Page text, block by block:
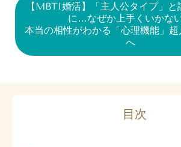
【MBTI婚活】「主人公タイプ」と
に…なぜか上手くいかな
本当の相性がわかる「心理機能」超
へ
目次